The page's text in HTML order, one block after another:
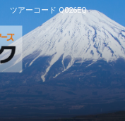
ツアーコード Q026EQ